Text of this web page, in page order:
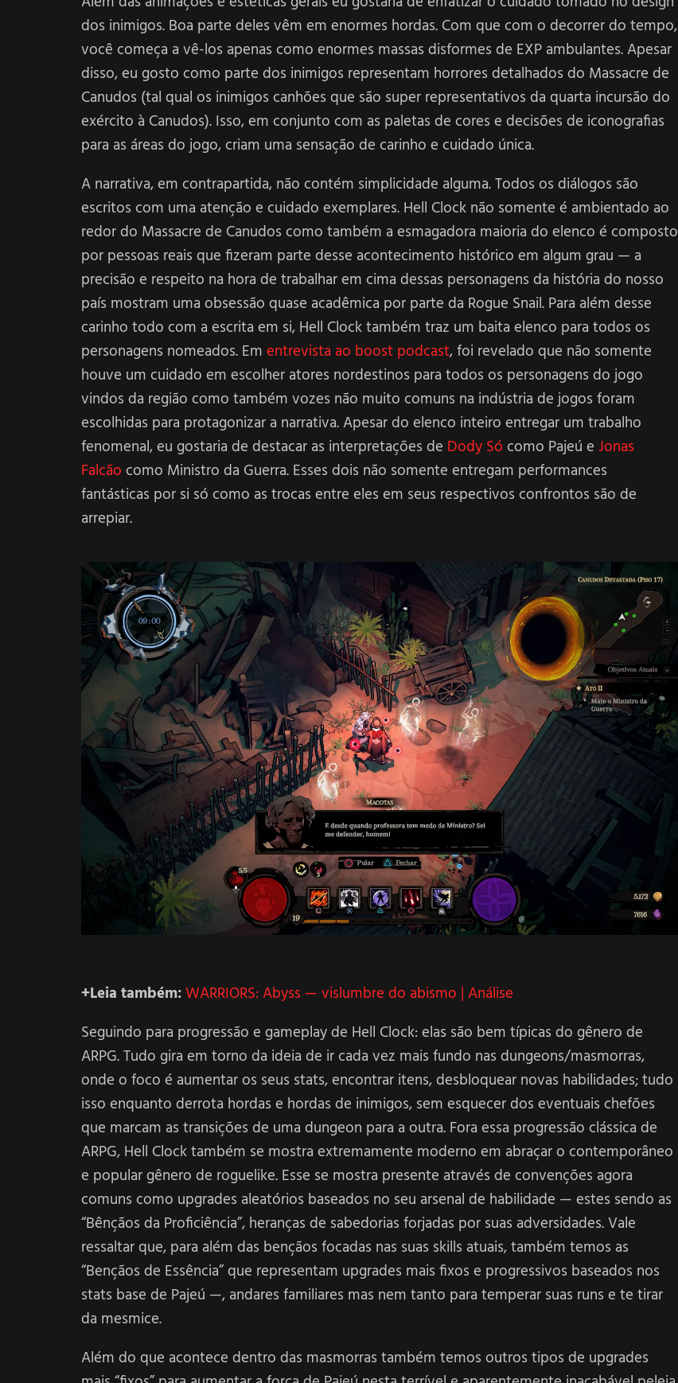
dos inimigos. Boa parte deles vêm em enormes hordas. Com que com o decorrer do tempo,
você começa a vê-los apenas como enormes massas disformes de EXP ambulantes. Apesar
disso, eu gosto como parte dos inimigos representam horrores detalhados do Massacre de
Canudos (tal qual os inimigos canhões que são super representativos da quarta incursão do
exército à Canudos). Isso, em conjunto com as paletas de cores e decisões de iconografias
para as áreas do jogo, criam uma sensação de carinho e cuidado única.
A narrativa, em contrapartida, não contém simplicidade alguma. Todos os diálogos são
escritos com uma atenção e cuidado exemplares. Hell Clock não somente é ambientado ao
redor do Massacre de Canudos como também a esmagadora maioria do elenco é composto
por pessoas reais que fizeram parte desse acontecimento histórico em algum grau — a
precisão e respeito na hora de trabalhar em cima dessas personagens da história do nosso
país mostram uma obsessão quase acadêmica por parte da Rogue Snail. Para além desse
carinho todo com a escrita em si, Hell Clock também traz um baita elenco para todos os
personagens nomeados. Em entrevista ao boost podcast, foi revelado que não somente
houve um cuidado em escolher atores nordestinos para todos os personagens do jogo
vindos da região como também vozes não muito comuns na indústria de jogos foram
escolhidas para protagonizar a narrativa. Apesar do elenco inteiro entregar um trabalho
fenomenal, eu gostaria de destacar as interpretações de Dody Só como Pajeú e Jonas
Falcão como Ministro da Guerra. Esses dois não somente entregam performances
fantásticas por si só como as trocas entre eles em seus respectivos confrontos são de
arrepiar.
+Leia também:WARRIORS: Abyss — vislumbre do abismo | Análise
Seguindo para progressão e gameplay de Hell Clock: elas são bem típicas do gênero de
ARPG. Tudo gira em torno da ideia de ir cada vez mais fundo nas dungeons/masmorras,
onde o foco é aumentar os seus stats, encontrar itens, desbloquear novas habilidades; tudo
isso enquanto derrota hordas e hordas de inimigos, sem esquecer dos eventuais chefões
que marcam as transições de uma dungeon para a outra. Fora essa progressão clássica de
ARPG, Hell Clock também se mostra extremamente moderno em abraçar o contemporâneo
e popular gênero de roguelike. Esse se mostra presente através de convenções agora
comuns como upgrades aleatórios baseados no seu arsenal de habilidade — estes sendo as
“Bênçãos da Proficiência”, heranças de sabedorias forjadas por suas adversidades. Vale
ressaltar que, para além das bençãos focadas nas suas skills atuais, também temos as
“Bençãos de Essência” que representam upgrades mais fixos e progressivos baseados nos
stats base de Pajeú —, andares familiares mas nem tanto para temperar suas runs e te tirar
da mesmice.
Além do que acontece dentro das masmorras também temos outros tipos de upgrades